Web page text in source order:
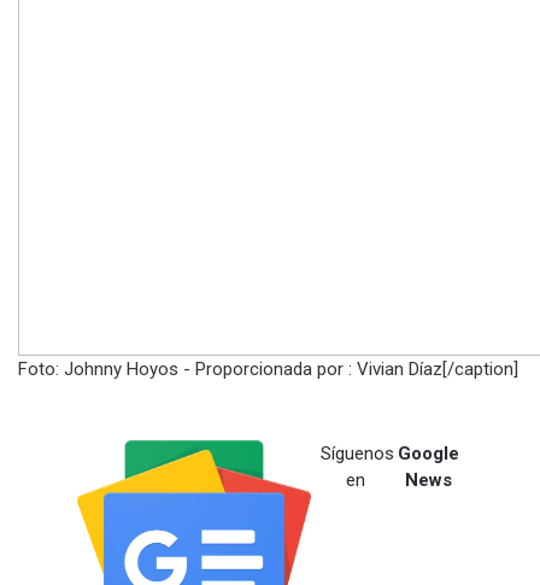
Foto: Johnny Hoyos - Proporcionada por : Vivian Díaz[/caption]
Síguenos
en
Google
News